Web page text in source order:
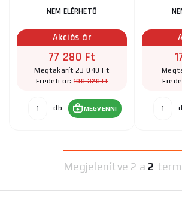
NEM ELÉRHETŐ
Akciós ár
77 280 Ft
Megtakarít 23 040 Ft
Eredeti ár: 100 320 Ft
db MEGVENNI
Megjelenítve 2 a 2